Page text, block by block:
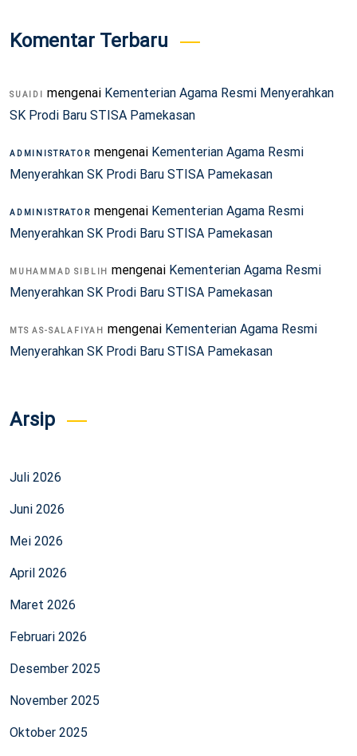
Komentar Terbaru
SUAIDI mengenai Kementerian Agama Resmi Menyerahkan
SK Prodi Baru STISA Pamekasan
ADMINISTRATOR mengenai Kementerian Agama Resmi
Menyerahkan SK Prodi Baru STISA Pamekasan
ADMINISTRATOR mengenai Kementerian Agama Resmi
Menyerahkan SK Prodi Baru STISA Pamekasan
MUHAMMAD SIBLIH mengenai Kementerian Agama Resmi
Menyerahkan SK Prodi Baru STISA Pamekasan
MTS AS-SALAFIYAH mengenai Kementerian Agama Resmi
Menyerahkan SK Prodi Baru STISA Pamekasan
Arsip
Juli 2026
Juni 2026
Mei 2026
April 2026
Maret 2026
Februari 2026
Desember 2025
November 2025
Oktober 2025